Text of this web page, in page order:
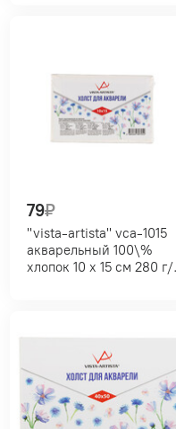
79₽
"vista-artista" vca-1015
акварельный 100\%
хлопок 10 х 15 см 280 г/